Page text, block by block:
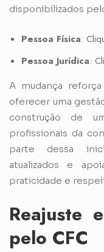
disponibilizados
Pessoa Física:
Pessoa Jurídica:
A mudança
oferecer uma
construção de
profissionais da
parte dessa
atualizados e
praticidade e
Reajuste
pelo CFC